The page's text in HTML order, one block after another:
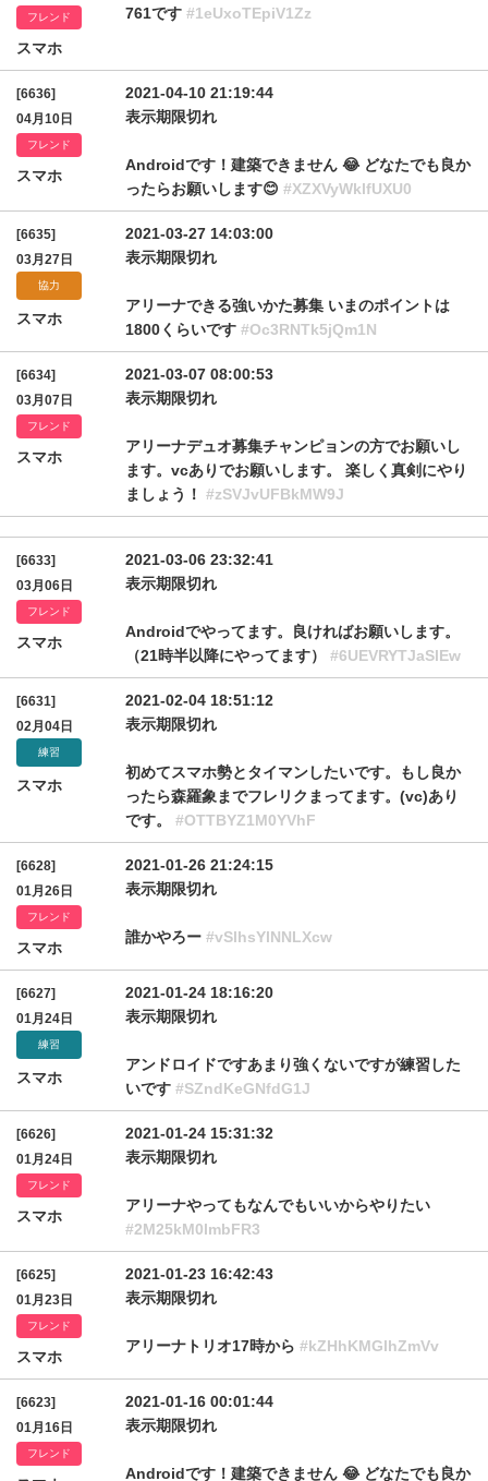
フレンド
スマホ
761です #1eUxoTEpiV1Zz
[6636]
04月10日
フレンド
スマホ
2021-04-10 21:19:44
表示期限切れ
Androidです！建築できません 😂 どなたでも良か
ったらお願いします😊 #XZXVyWklfUXU0
[6635]
03月27日
協力
スマホ
2021-03-27 14:03:00
表示期限切れ
アリーナできる強いかた募集 いまのポイントは
1800くらいです #Oc3RNTk5jQm1N
[6634]
03月07日
フレンド
スマホ
2021-03-07 08:00:53
表示期限切れ
アリーナデュオ募集チャンピョンの方でお願いし
ます。vcありでお願いします。 楽しく真剣にやり
ましょう！ #zSVJvUFBkMW9J
[6633]
03月06日
フレンド
スマホ
2021-03-06 23:32:41
表示期限切れ
Androidでやってます。良ければお願いします。
（21時半以降にやってます） #6UEVRYTJaSlEw
[6631]
02月04日
練習
スマホ
2021-02-04 18:51:12
表示期限切れ
初めてスマホ勢とタイマンしたいです。もし良か
ったら森羅象までフレリクまってます。(vc)あり
です。 #OTTBYZ1M0YVhF
[6628]
01月26日
フレンド
スマホ
2021-01-26 21:24:15
表示期限切れ
誰かやろー #vSlhsYlNNLXcw
[6627]
01月24日
練習
スマホ
2021-01-24 18:16:20
表示期限切れ
アンドロイドですあまり強くないですが練習した
いです #SZndKeGNfdG1J
[6626]
01月24日
フレンド
スマホ
2021-01-24 15:31:32
表示期限切れ
アリーナやってもなんでもいいからやりたい
#2M25kM0lmbFR3
[6625]
01月23日
フレンド
スマホ
2021-01-23 16:42:43
表示期限切れ
アリーナトリオ17時から #kZHhKMGlhZmVv
[6623]
01月16日
フレンド
2021-01-16 00:01:44
表示期限切れ
Androidです！建築できません 😂 どなたでも良か